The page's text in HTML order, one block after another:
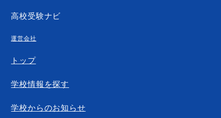
高校受験ナビ
運営会社
トップ
学校情報を探す
学校からのお知らせ